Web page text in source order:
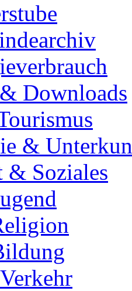
Downloads
&
& Soziales